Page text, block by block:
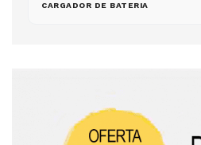
CARGADOR DE BATERIA